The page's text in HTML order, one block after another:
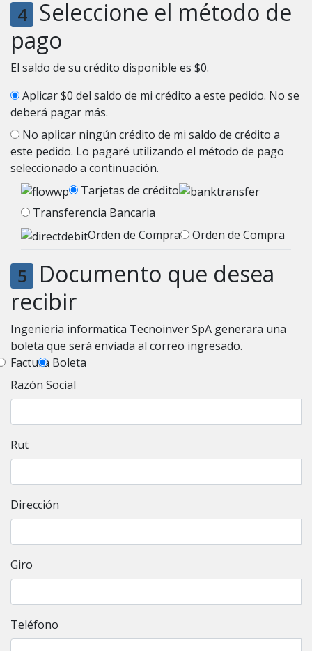
4 Seleccione el método de
pago
El saldo de su crédito disponible es $0.
Aplicar$0 del saldo de mi crédito a este pedido. No se
deberá pagar más.
No aplicar ningún crédito de mi saldo de crédito a
este pedido. Lo pagaré utilizando el método de pago
seleccionado a continuación.
Tarjetas de crédito
Transferencia Bancaria
Orden de Compra
Orden de Compra
5
Documento que desea
recibir
Ingenieria informatica Tecnoinver SpA generara una
boleta que será enviada al correo ingresado.
Factura Boleta
Razón Social
Rut
Dirección
Giro
Teléfono